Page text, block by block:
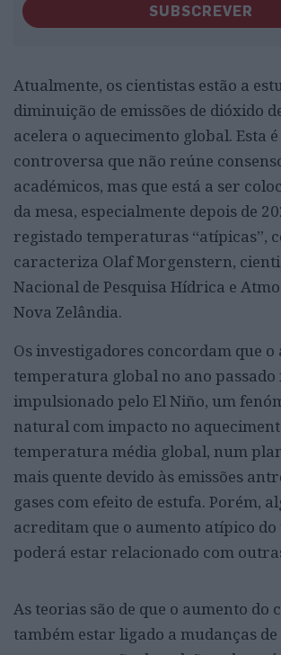
SUBSCREVER
Atualmente, os cientistas estão a
diminuição de emissões de dióxido
acelera o aquecimento global. Esta
controversa que não reúne
académicos, mas que está a ser
da mesa, especialmente depois de
registado temperaturas “atípicas”,
caracteriza Olaf Morgenstern,
Nacional de Pesquisa Hídrica e
Nova Zelândia.
Os investigadores concordam que o
temperatura global no ano passado
impulsionado pelo El Niño, um
natural com impacto no
temperatura média global, num
mais quente devido às emissões
gases com efeito de estufa. Porém,
acreditam que o aumento atípico
poderá estar relacionado com
As teorias são de que o aumento do
também estar ligado a mudanças